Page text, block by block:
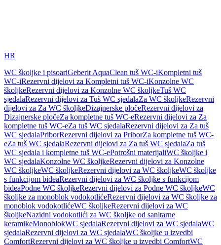
HR
WC školjke i pisoariGeberit AquaClean tuš WC-iKompletni tuš
WC-iRezervni dijelovi za Kompletni tuš WC-iKonzolne WC
školjkeRezervni dijelovi za Konzolne WC školjkeTuš WC
sjedalaRezervni dijelovi za Tuš WC sjedalaZa WC školjkeRezervni
dijelovi za Za WC školjkeDizajnerske pločeRezervni dijelovi za
Dizajnerske pločeZa kompletne tuš WC-eRezervni dijelovi za Za
kompletne tuš WC-eZa tuš WC sjedalaRezervni dijelovi za Za tuš
WC sjedalaPriborRezervni dijelovi za PriborZa kompletne tuš WC-
eZa tuš WC sjedalaRezervni dijelovi za Za tuš WC sjedalaZa tuš
WC sjedala i kompletne tuš WC-ePotrošni materijaliWC školjke i
WC sjedalaKonzolne WC školjkeRezervni dijelovi za Konzolne
WC školjkeWC školjkeRezervni dijelovi za WC školjkeWC školjke
s funkcijom bideaRezervni dijelovi za WC školjke s funkcijom
bideaPodne WC školjkeRezervni dijelovi za Podne WC školjkeWC
školjke za monoblok vodokotlićeRezervni dijelovi za WC školjke za
monoblok vodokotlićeWC školjkeRezervni dijelovi za WC
školjkeNazidni vodokotlići za WC školjke od sanitarne
keramikeMonoblokWC sjedalaRezervni dijelovi za WC sjedalaWC
sjedalaRezervni dijelovi za WC sjedalaWC školjke u izvedbi
ComfortRezervni dijelovi za WC školjke u izvedbi ComfortWC